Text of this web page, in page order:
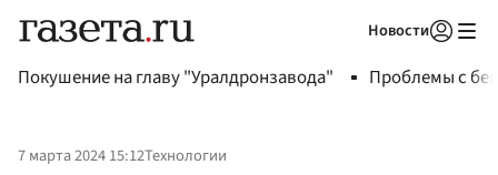
Новости
Покушение на главу "Уралдронзавода" Проблемы с
7 марта 2024 15:12Технологии